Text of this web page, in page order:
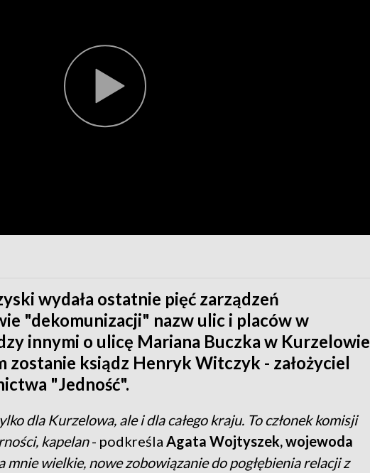
wydała ostatnie pięć zarządzeń
"dekomunizacji" nazw ulic i placów w
innymi o ulicę Mariana Buczka w Kurzelowie
zostanie ksiądz Henryk Witczyk - założyciel
"Jedność".
dla Kurzelowa, ale i dla całego kraju. To członek komisji
kapelan- podkreśla Agata Wojtyszek, wojewoda
mnie wielkie, nowe zobowiązanie do pogłębienia relacji z